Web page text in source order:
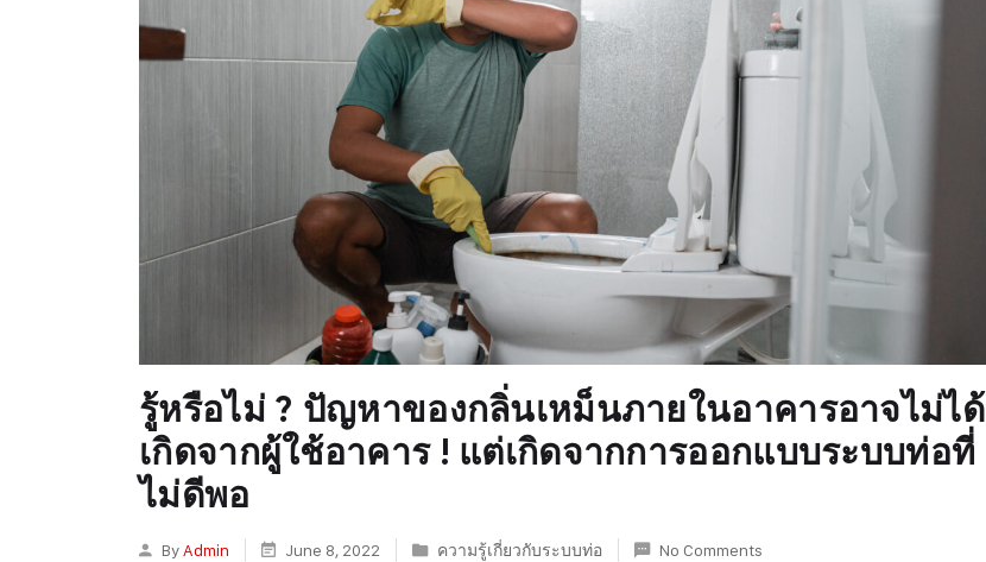
รู้หรือไม่ ? ปัญหาของกลิ่นเหม็นภายในอาคารอาจไม่ได้
เกิดจากผู้ใช้อาคาร ! แต่เกิดจากการออกแบบระบบท่อที่
ไม่ดีพอ
By Admin June 8, 2022 ความรู้เกี่ยวกับระบบท่อ No Comments